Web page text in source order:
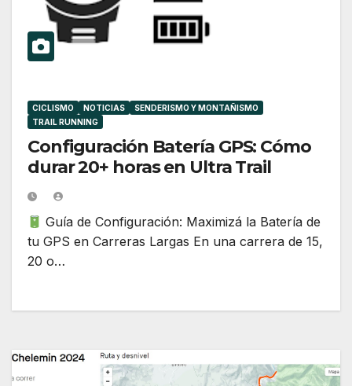
CICLISMO NOTICIAS
SENDERISMO Y MONTAÑISMO
TRAIL RUNNING
Configuración Batería GPS: Cómo
durar 20+ horas en Ultra Trail
Guía de Configuración: Maximizá la Batería de
tu GPS en Carreras Largas En una carrera de 15,
20 o…